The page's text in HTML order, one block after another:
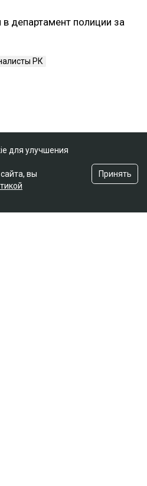
департамент полиции за
РК
для улучшения
вы
Принять